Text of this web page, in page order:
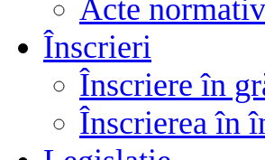
Acte
Înscrieri
Înscriere în
Înscrierea în